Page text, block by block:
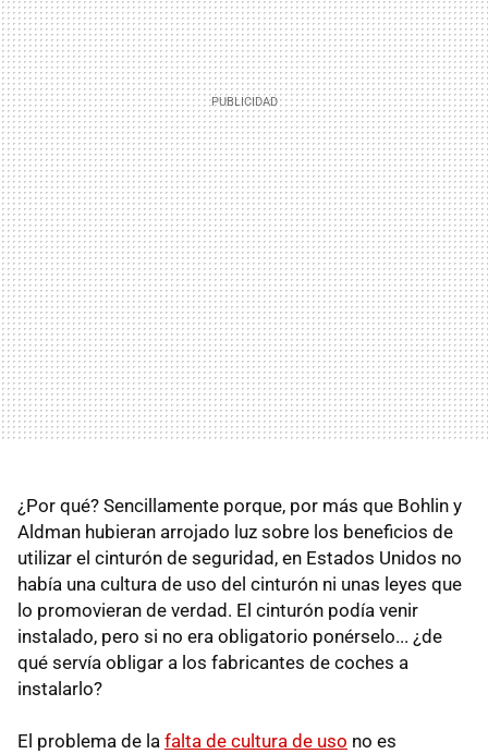
¿Por qué? Sencillamente porque, por más que Bohlin y
Aldman hubieran arrojado luz sobre los beneficios de
utilizar el cinturón de seguridad, en Estados Unidos no
había una cultura de uso del cinturón ni unas leyes que
lo promovieran de verdad. El cinturón podía venir
instalado, pero si no era obligatorio ponérselo... ¿de
qué servía obligar a los fabricantes de coches a
instalarlo?
El problema de la falta de cultura de uso no es